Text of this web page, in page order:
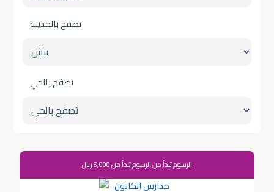
تصفح بالمدينة
تصفح بالحي
الرسوم تبدأ من الرسوم تبدأ من 6,000 ريال